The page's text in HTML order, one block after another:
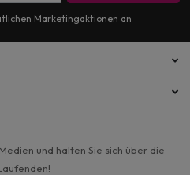
Marketingaktionen an
und halten Sie sich über die